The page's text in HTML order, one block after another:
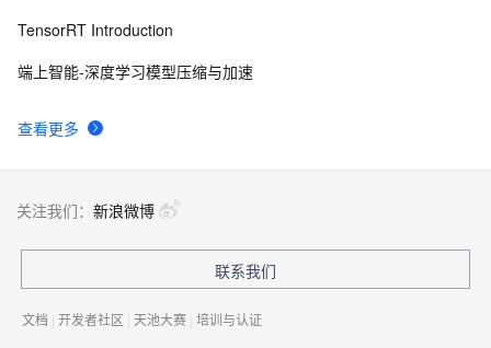
查看更多
TensorRT Introduction
端上智能-深度学习模型压缩与加速
关注我们： 新浪微博
联系我们
文档 | 开发者社区 | 天池大赛 | 培训与认证